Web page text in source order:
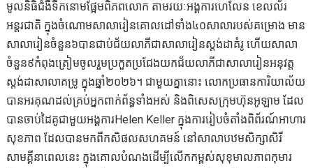
មូលនិធិជំងឺទឹកនោមផ្អែមពិភពលោក តាមរយៈអង្គការហេលែន ខេលល័រ
អន្តរជាតិ ក្នុងចំណោមសាលារៀនគោលដៅទាំង៤០សាលារបស់គម្រោង មាន
សាលារៀនចំនួន៦បានជាប់ជ័យលាភីជាសាលារៀនស្តង់ដាគំរូ ហើយសាលា
ចំនួន៩កំពុងត្រៀមចូលរួមប្រកួតប្រជែងយកជ័យលាភីជាសាលារៀនអនុវត្ត
ស្តង់ដាសាលាគម្រូ ក្នុងឆ្នាំ២០២៦។ ជាមួយគ្នានោះ លោកប្រធានការិយាល័យ
បានអរគុណដល់គ្រប់អ្នកពាក់ព័ន្ធទាំងអស់ និងពិសេសក្រុមហ៊ុនអូឡាម ដែល
បានចាប់ដៃគូជាមួយអង្គការHelen Keller ក្នុងការរៀបចំតាំងពិព័រណ៍អាហារ
សុខភាព ដែលបានមកពីកសិផលសហគមន៍ នៅសាលាបឋមសិក្សាសិរី
សាមគ្គីនាពេលនេះ ក្នុងគោលបំណងដើម្បីលើកកម្ពស់សុខុមាលភាពកុមារ